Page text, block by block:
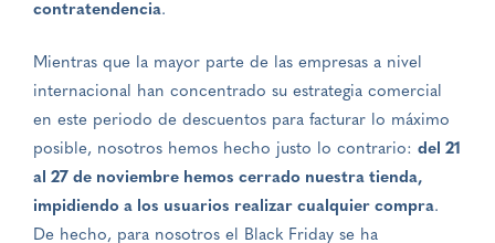
contratendencia.
Mientras que la mayor parte de las empresas a nivel
internacional han concentrado su estrategia comercial
en este periodo de descuentos para facturar lo máximo
posible, nosotros hemos hecho justo lo contrario: del 21
al 27 de noviembre hemos cerrado nuestra tienda,
impidiendo a los usuarios realizar cualquier compra.
De hecho, para nosotros el Black Friday se ha